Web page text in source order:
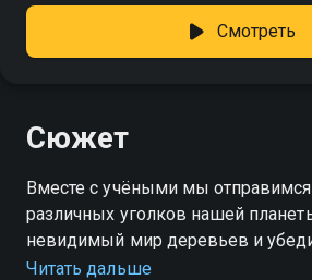
Смотреть
Сюжет
Вместе с учёными мы
различных уголков нашей
невидимый мир деревьев и
умеют не только разговаривать,
Читать дальше